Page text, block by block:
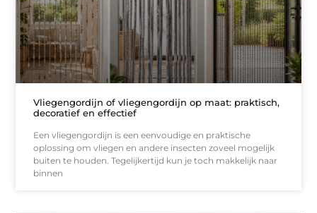
Vliegengordijn of vliegengordijn op maat: praktisch,
decoratief en effectief
Een vliegengordijn is een eenvoudige en praktische
oplossing om vliegen en andere insecten zoveel mogelijk
buiten te houden. Tegelijkertijd kun je toch makkelijk naar
binnen